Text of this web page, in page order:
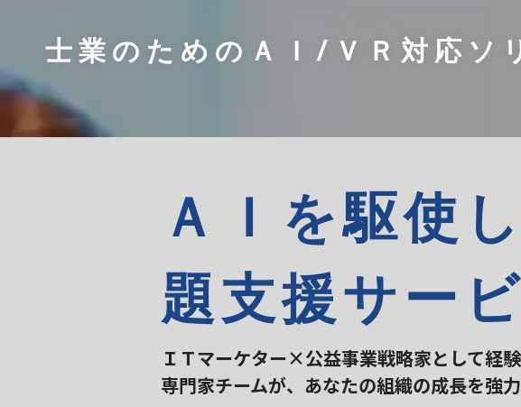
士業のためのＡＩ/ＶＲ対応ソ
ＡＩを駆使
題支援サー
ＩＴマーケター×公益事業戦略家として経
専門家チームが、 あなたの組織の成長を強